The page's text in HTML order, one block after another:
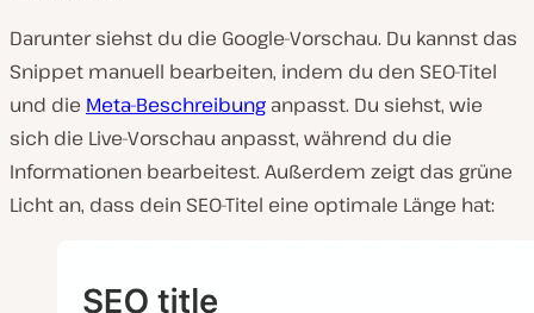
Darunter siehst du die Google-Vorschau. Du kannst das
Snippet manuell bearbeiten, indem du den SEO-Titel
und die Meta-Beschreibung anpasst. Du siehst, wie
sich die Live-Vorschau anpasst, während du die
Informationen bearbeitest. Außerdem zeigt das grüne
Licht an, dass dein SEO-Titel eine optimale Länge hat: